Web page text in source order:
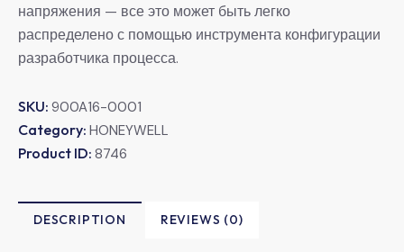
напряжения — все это может быть легко
распределено с помощью инструмента конфигурации
разработчика процесса.
SKU: 900A16-0001
Category: HONEYWELL
Product ID: 8746
DESCRIPTION REVIEWS (0)